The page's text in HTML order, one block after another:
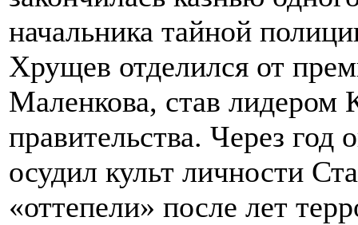
начальника тайной
Хрущев отделился от
Маленкова, став лидером
правительства. Через год
осудил культ личности
«оттепели» после лет